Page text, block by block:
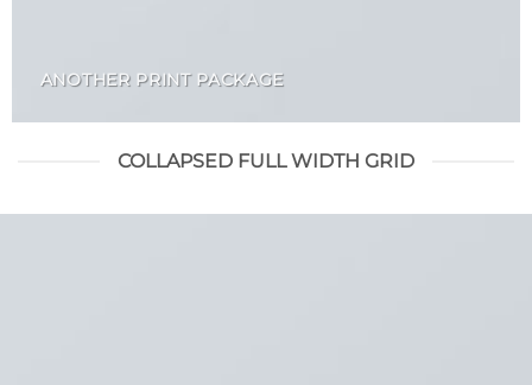
ANOTHER PRINT PACKAGE
COLLAPSED FULL WIDTH GRID